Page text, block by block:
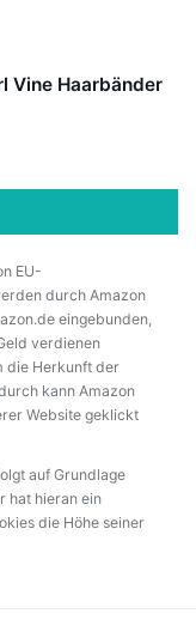
Vine Haarbänder
EU-
durch Amazon
eingebunden,
verdienen
die Herkunft der
kann Amazon
Website geklickt
auf Grundlage
hat hieran ein
die Höhe seiner